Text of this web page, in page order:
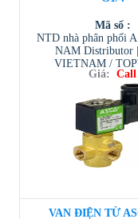
Mã số :
NTD nhà phân phối
NAM Distributor
VIETNAM /
VIETNAM /
/ TESCOM
Giá: Call
VAN ĐIỆN TỪ